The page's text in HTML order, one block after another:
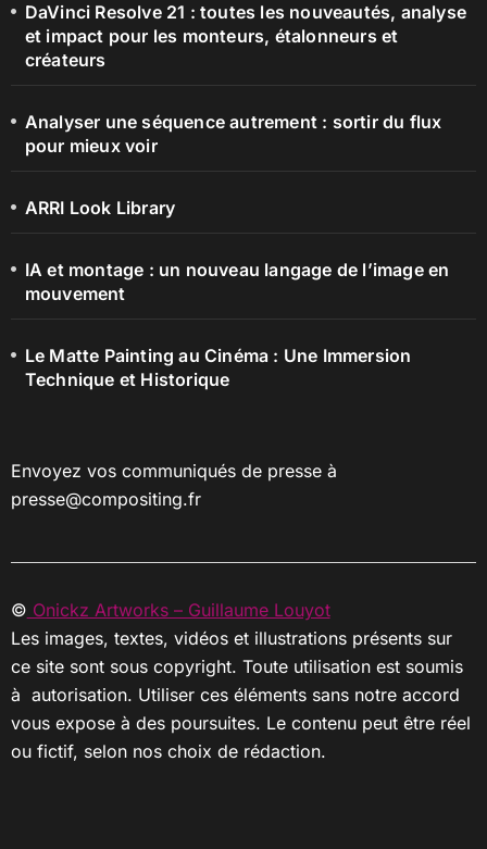
DaVinci Resolve 21 : toutes les nouveautés, analyse
et impact pour les monteurs, étalonneurs et
créateurs
Analyser une séquence autrement : sortir du flux
pour mieux voir
ARRI Look Library
IA et montage : un nouveau langage de l’image en
mouvement
Le Matte Painting au Cinéma : Une Immersion
Technique et Historique
Envoyez vos communiqués de presse à
presse@compositing.fr
© Onickz Artworks – Guillaume Louyot
Les images, textes, vidéos et illustrations présents sur
ce site sont sous copyright. Toute utilisation est soumis
à autorisation. Utiliser ces éléments sans notre accord
vous expose à des poursuites. Le contenu peut être réel
ou fictif, selon nos choix de rédaction.